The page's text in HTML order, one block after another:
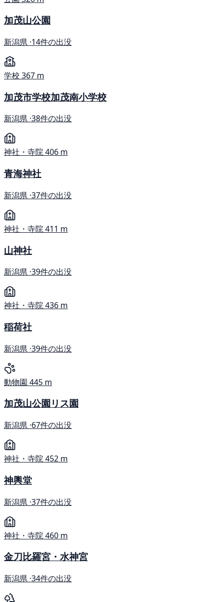
加茂山公園
新潟県 ·14件の出没
学校 367 m
加茂市学校加茂南小学校
新潟県 ·38件の出没
神社・寺院406 m
青海神社
新潟県 ·37件の出没
神社・寺院411 m
山神社
新潟県 ·39件の出没
神社・寺院436 m
稲荷社
新潟県 ·39件の出没
動物園 445 m
加茂山公園リス園
新潟県 ·67件の出没
神社・寺院452 m
神輿堂
新潟県 ·37件の出没
神社・寺院460 m
金刀比羅宮・水神宮
新潟県 ·34件の出没